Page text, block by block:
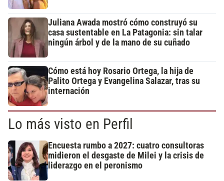
Juliana Awada mostró cómo construyó su
casa sustentable en La Patagonia: sin talar
ningún árbol y de la mano de su cuñado
Cómo está hoy Rosario Ortega, la hija de
Palito Ortega y Evangelina Salazar, tras su
internación
Lo más visto en Perfil
Encuesta rumbo a 2027: cuatro consultoras
midieron el desgaste de Milei y la crisis de
liderazgo en el peronismo